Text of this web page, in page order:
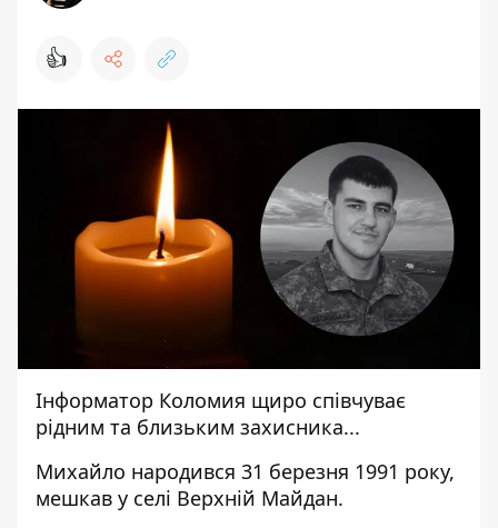
👍
Інформатор Коломия щиро співчуває
рідним та близьким захисника...
Михайло народився 31 березня 1991 року,
мешкав у селі Верхній Майдан.